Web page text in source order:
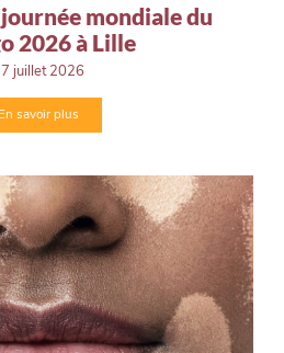
mondiale du
2026 à Lille
juillet 2026
En savoir plus